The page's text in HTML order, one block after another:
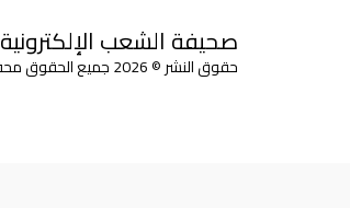
صحيفة الشعب الإلكترونية
حقوق النشر © 2026 جميع الحقوق محفوظة